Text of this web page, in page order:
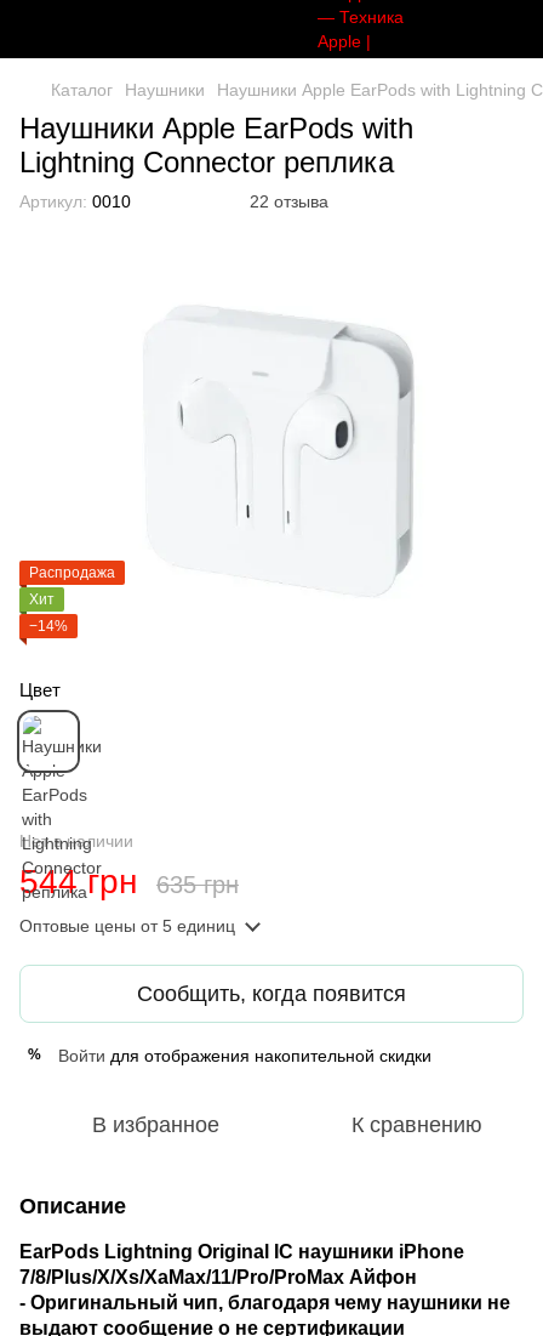
Каталог Наушники Наушники Apple EarPods with Lightning
Наушники Apple EarPods with
Lightning Connector реплика
Артикул: 0010 22 отзыва
Распродажа
Хит
−14%
Цвет
Нет в наличии
544 грн 635 грн
Оптовые цены от 5 единиц
Сообщить, когда появится
% Войти для отображения накопительной скидки
В избранное К сравнению
Описание
EarPods Lightning Original IC наушники iPhone
7/8/Plus/X/Xs/XaMax/11/Pro/ProMax Айфон
- Оригинальный чип, благодаря чему наушники не
выдают сообщение о не сертификации